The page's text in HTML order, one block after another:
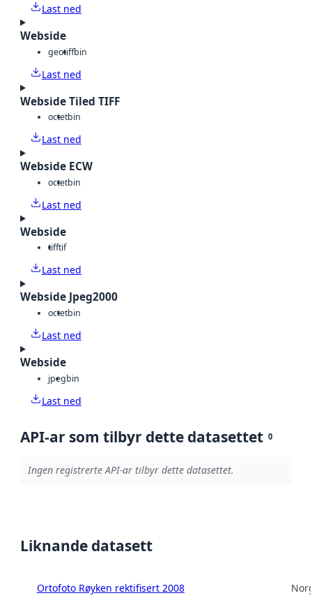
Last ned
Webside
geotiffbin
Last ned
Webside Tiled TIFF
octetbin
Last ned
Webside ECW
octetbin
Last ned
Webside
tifftif
Last ned
Webside Jpeg2000
octetbin
Last ned
Webside
jpegbin
Last ned
API-ar som tilbyr dette datasettet 0
Ingen registrerte API-ar tilbyr dette datasettet.
Liknande datasett
Ortofoto Røyken rektifisert 2008